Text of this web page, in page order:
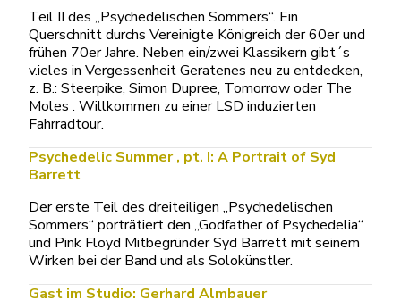
Teil II des „Psychedelischen Sommers“. Ein
Querschnitt durchs Vereinigte Königreich der 60er und
frühen 70er Jahre. Neben ein/zwei Klassikern gibt´s
v.ieles in Vergessenheit Geratenes neu zu entdecken,
z. B.: Steerpike, Simon Dupree, Tomorrow oder The
Moles . Willkommen zu einer LSD induzierten
Fahrradtour.
Psychedelic Summer , pt. I: A Portrait of Syd
Barrett
Der erste Teil des dreiteiligen „Psychedelischen
Sommers“ porträtiert den „Godfather of Psychedelia“
und Pink Floyd Mitbegründer Syd Barrett mit seinem
Wirken bei der Band und als Solokünstler.
Gast im Studio: Gerhard Almbauer